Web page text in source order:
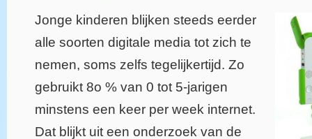
Jonge kinderen blijken steeds eerder
alle soorten digitale media tot zich te
nemen, soms zelfs tegelijkertijd. Zo
gebruikt 8o % van 0 tot 5-jarigen
minstens een keer per week internet.
Dat blijkt uit een onderzoek van de